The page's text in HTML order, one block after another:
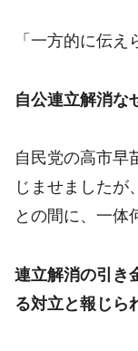
「一方的に伝え
自公連立解消な
自民党の高市早
じませましたが
との間に、一体
連立解消の引き
る対立と報じら